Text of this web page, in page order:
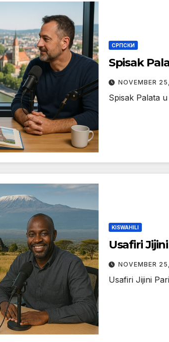
СРПСКИ
Spisak
NOVEMBER
Spisak Palata
KISWAHILI
Usafiri
NOVEMBER
Usafiri Jijini